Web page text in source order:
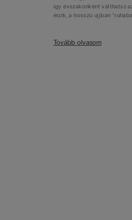
így évszakonként válthatsz
érzik, a hosszú ujjban
Tovább olvasom